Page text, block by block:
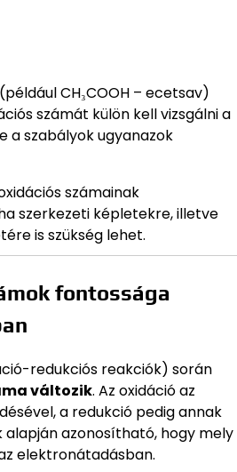
CH₃COOH – ecetsav)
számát külön kell vizsgálni a
a szabályok ugyanazok
számainak
szerkezeti képletekre, illetve
is szükség lehet.
fontossága
redukciós reakciók) során
változik. Az oxidáció az
a redukció pedig annak
alapján azonosítható, hogy mely
elektronátadásban.